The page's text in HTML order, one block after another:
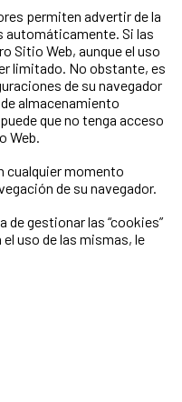
permiten advertir de la
automáticamente. Si las
Sitio Web, aunque el uso
limitado. No obstante, es
de su navegador
almacenamiento
que no tenga acceso
Web.
cualquier momento
de su navegador.
de gestionar las “cookies”
uso de las mismas, le